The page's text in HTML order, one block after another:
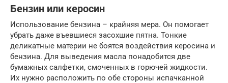
Бензин или керосин
Использование бензина – крайняя мера. Он помогает
убрать даже въевшиеся засохшие пятна. Тонкие
деликатные материи не боятся воздействия керосина и
бензина. Для выведения масла понадобится две
бумажных салфетки, смоченных в горючей жидкости.
Их нужно расположить по обе стороны испачканной